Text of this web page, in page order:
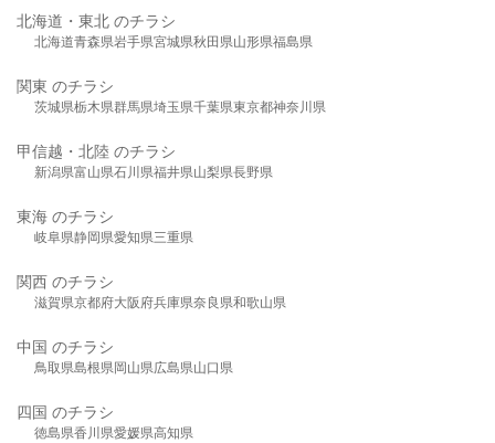
北海道・東北 のチラシ
北海道青森県岩手県宮城県秋田県山形県福島県
関東 のチラシ
茨城県栃木県群馬県埼玉県千葉県東京都神奈川県
甲信越・北陸 のチラシ
新潟県富山県石川県福井県山梨県長野県
東海 のチラシ
岐阜県静岡県愛知県三重県
関西 のチラシ
滋賀県京都府大阪府兵庫県奈良県和歌山県
中国 のチラシ
鳥取県島根県岡山県広島県山口県
四国 のチラシ
徳島県香川県愛媛県高知県